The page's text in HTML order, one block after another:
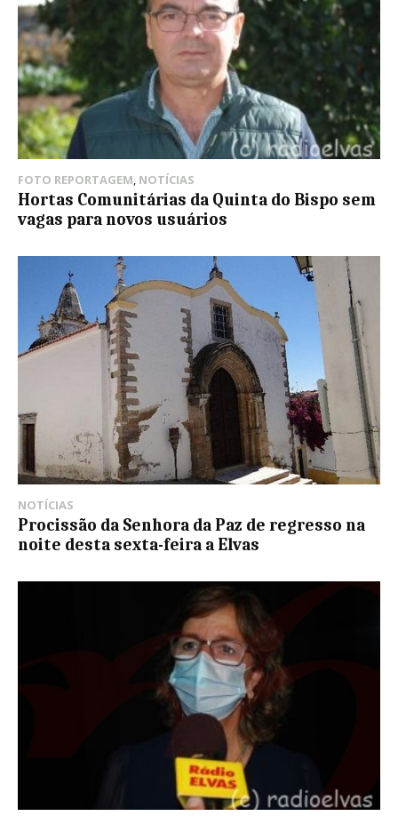
FOTO REPORTAGEM, NOTÍCIAS
Hortas Comunitárias da Quinta do Bispo sem
vagas para novos usuários
NOTÍCIAS
Procissão da Senhora da Paz de regresso na
noite desta sexta-feira a Elvas